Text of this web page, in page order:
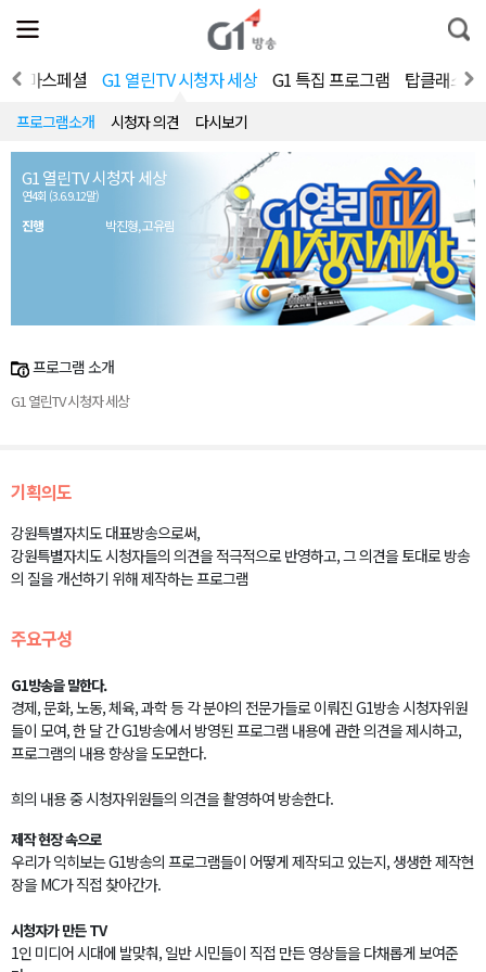
전
체
뉴
열
통
합
색
테마스페셜 G1 열린TV 시청자 세상 G1 특집 프로그램 탑클래스
프로그램소개 시청자 의견 다시보기
G1 열린TV 시청자 세상
연4회 (3.6.9.12말)
진행 박진형, 고유림
프로그램 소개
G1 열린TV 시청자 세상
기획의도
강원특별자치도 대표방송으로써,
강원특별자치도 시청자들의 의견을 적극적으로 반영하고, 그 의견을 토대로 방송
의 질을 개선하기 위해 제작하는 프로그램
주요구성
G1방송을 말한다.
경제, 문화, 노동, 체육, 과학 등 각 분야의 전문가들로 이뤄진 G1방송 시청자위원
들이 모여, 한 달 간 G1방송에서 방영된 프로그램 내용에 관한 의견을 제시하고,
프로그램의 내용 향상을 도모한다.
희의 내용 중 시청자위원들의 의견을 촬영하여 방송한다.
제작 현장 속으로
우리가 익히보는 G1방송의 프로그램들이 어떻게 제작되고 있는지, 생생한 제작현
장을 MC가 직접 찾아간가.
시청자가 만든 TV
1인 미디어 시대에 발맞춰, 일반 시민들이 직접 만든 영상들을 다채롭게 보여준